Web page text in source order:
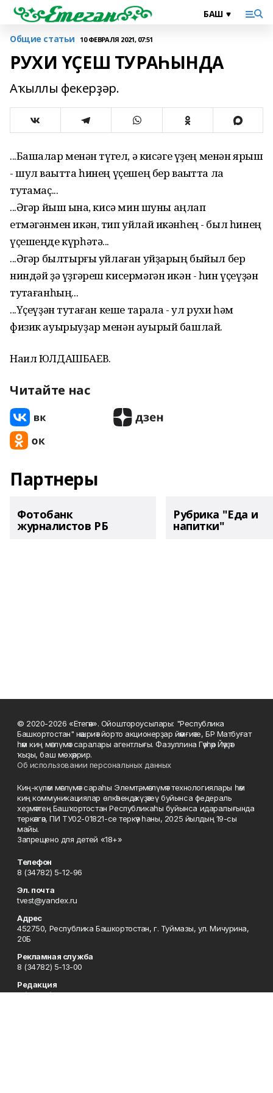
Общие статьи 10 ФЕВРАЛЯ 2021, 07:51
РУХИ ҮҪЕШ ТУРАҺЫНДА
Аҡыллы фекерҙәр.
...Башҡалар менән түгел, ә кисәге үҙең менән ярыш
- шул ваҡытта һинең үҫешең бер ваҡытта ла
туҡтамаҫ...
...Әгәр йыш ҡына, кисә мин шуны аңлап
етмәгәнмен икән, тип уйлай икәнһең - был һинең
үҫешеңде күрһәтә...
...Әгәр былтырғы уйлаған уйҙарың быйыл бер
ниндәй ҙә үҙгәреш кисермәгән икән - һин үҫеүҙән
туҡтағанһың...
...Үҫеүҙән туҡтаған кеше тарҡала - ул рухи һәм
физик ауырыуҙар менән ауырый башлай.
Наил ЮЛДАШБАЕВ.
Читайте нас
Партнеры
Фотобанк
журналистов РБ
Рубрика "Еда и
напитки"
© 2020-2026 «Етегән». Ойоштороусылары: "Республика
Башкортостан" нәшриәт йорто акционерҙар йәмғиәте, БР Матбуғат
һәм киң мәғлүмәт саралары агентлығы. Фазуллина Гәүһәр Йәүҙәт
ҡыҙы, баш мөхәррир.
Об использовании персональных данных
Киң-күләм мәғлүмәт сараһы Элемтә, мәғлүмәт технологиялары һәм
киң коммуникациялар өлкәһендә күҙәтеү буйынса федераль
хеҙмәттең Башҡортостан Республикаһы буйынса идаралығында
теркәлгән, ПИ ТУ02-01821-се теркәү һаны, 2025 йылдың 19-сы
майы.
Запрещено для детей «18+»
Телефон
8 (34782) 5-12-96
Эл. почта
tvest@yandex.ru
Адрес
452750, Республика Башкортостан, г. Туймазы, ул. Мичурина,
20Б
Рекламная служба
8 (34782) 5-13-00
Редакция
8 (34782) 5-13-05